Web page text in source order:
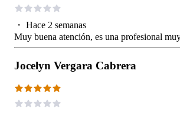
・ Hace 2 semanas
Muy buena atención, es una profesional
Jocelyn Vergara Cabrera